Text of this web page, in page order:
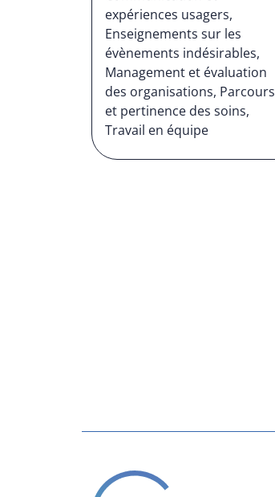
expériences usagers,
Enseignements sur les
évènements indésirables,
Management et évaluation
des organisations, Parcours
et pertinence des soins,
Travail en équipe